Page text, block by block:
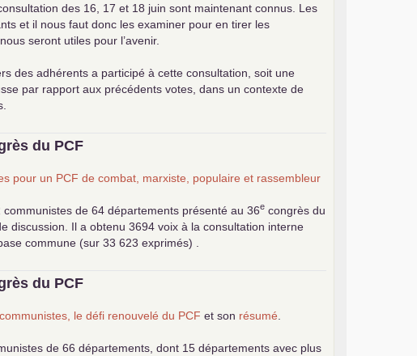
des 16, 17 et 18 juin sont maintenant connus. Les
et il nous faut donc les examiner pour en tirer les
seront utiles pour l’avenir.
des adhérents a participé à cette consultation, soit une
par rapport aux précédents votes, dans un contexte de
du PCF
pour un PCF de combat, marxiste, populaire et rassembleur
communistes de 64 départements présenté au 36e congrès du
discussion. Il a obtenu 3694 voix à la consultation interne
commune (sur 33 623 exprimés) .
du PCF
le défi renouvelé du PCF et son résumé
de 66 départements, dont 15 départements avec plus